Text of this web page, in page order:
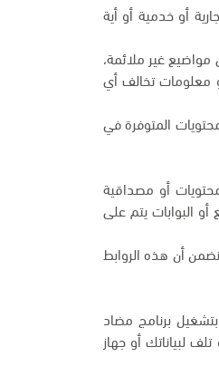
أو خدمية أو أية
غير ملائمة،
أو معلومات تخالف أي
المتوفرة في
أو مصداقية
البوابات يتم على
أن هذه الروابط
برنامج مضاد
لبياناتك أو جهاز